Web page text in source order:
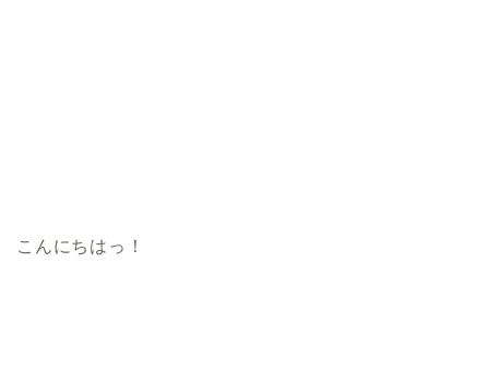
こんにちはっ！